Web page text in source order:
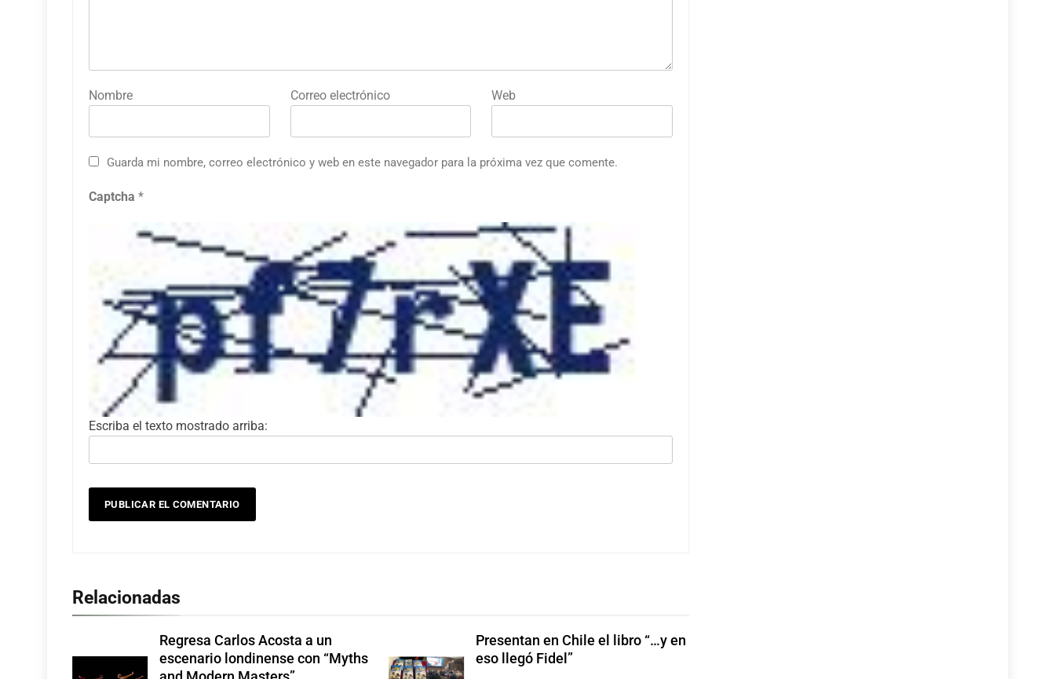
Nombre Correo electrónico Web
Guarda mi nombre, correo electrónico y web en este navegador para la próxima vez que comente.
Captcha *
Escriba el texto mostrado arriba:
Relacionadas
Regresa Carlos Acosta a un
escenario londinense con “Myths
Presentan en Chile el libro “…y en
eso llegó Fidel”